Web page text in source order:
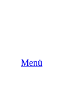
Menü